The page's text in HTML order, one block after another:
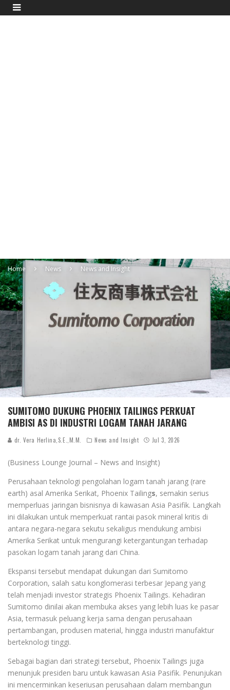
Home News News and Insight
SUMITOMO DUKUNG PHOENIX TAILINGS PERKUAT
AMBISI AS DI INDUSTRI LOGAM TANAH JARANG
dr. Vera Herlina,S.E.,M.M. News and Insight Jul 3, 2026
(Business Lounge Journal – News and Insight)
Perusahaan teknologi pengolahan logam tanah jarang (rare
earth) asal Amerika Serikat, Phoenix Tailings, semakin serius
memperluas jaringan bisnisnya di kawasan Asia Pasifik. Langkah
ini dilakukan untuk memperkuat rantai pasok mineral kritis di
antara negara-negara sekutu sekaligus mendukung ambisi
Amerika Serikat untuk mengurangi ketergantungan terhadap
pasokan logam tanah jarang dari China.
Ekspansi tersebut mendapat dukungan dari Sumitomo
Corporation, salah satu konglomerasi terbesar Jepang yang
telah menjadi investor strategis Phoenix Tailings. Kehadiran
Sumitomo dinilai akan membuka akses yang lebih luas ke pasar
Asia, termasuk peluang kerja sama dengan perusahaan
pertambangan, produsen material, hingga industri manufaktur
berteknologi tinggi.
Sebagai bagian dari strategi tersebut, Phoenix Tailings juga
menunjuk presiden baru untuk kawasan Asia Pasifik. Penunjukan
ini mencerminkan keseriusan perusahaan dalam membangun